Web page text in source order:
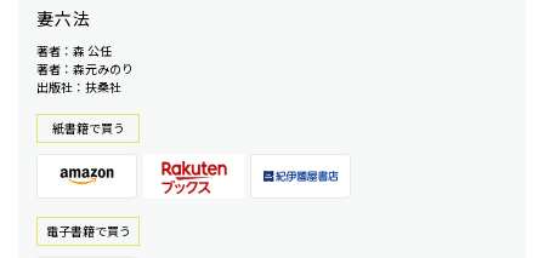
妻六法
著者：森 公任
著者：森元みのり
出版社：扶桑社
紙書籍で買う
電⼦書籍で買う